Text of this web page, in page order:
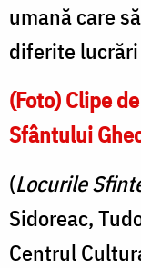
umană care
diferite
(Foto) Clipe
Sfântului
(Locurile
Sidoreac,
Centrul